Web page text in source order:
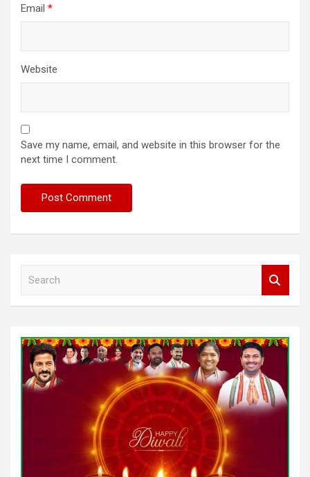
Email *
Website
Save my name, email, and website in this browser for the
next time I comment.
h